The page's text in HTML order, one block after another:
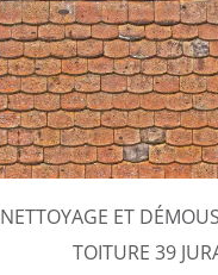
NETTOYAGE ET
TOITURE 39